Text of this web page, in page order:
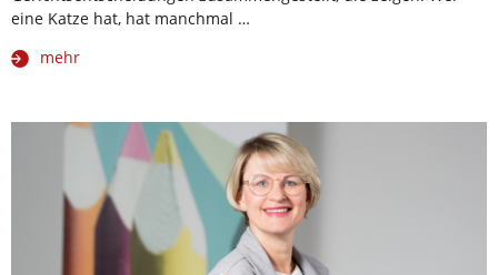
eine Katze hat, hat manchmal …
mehr